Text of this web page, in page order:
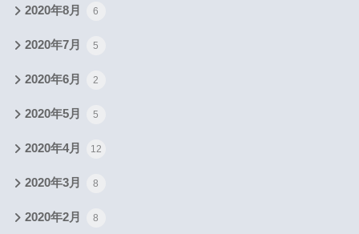
2020年8月 6
2020年7月 5
2020年6月 2
2020年5月 5
2020年4月 12
2020年3月 8
2020年2月 8